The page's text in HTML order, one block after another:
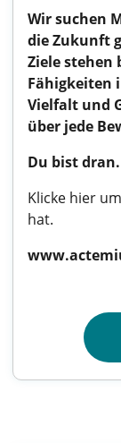
Wir suchen
die Zukunft
Ziele stehen
Fähigkeiten
Vielfalt und
über jede
Du bist
Klicke hier
hat.